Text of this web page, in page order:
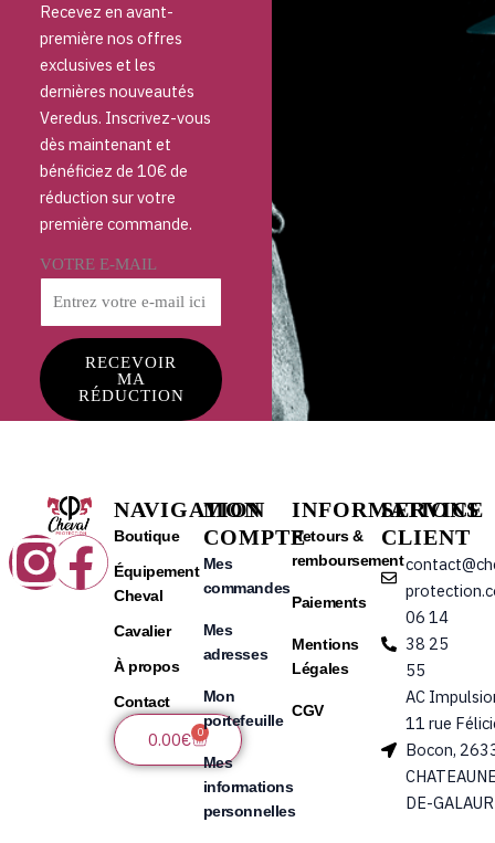
Recevez en avant-
première nos offres
exclusives et les
dernières nouveautés
Veredus. Inscrivez-vous
dès maintenant et
bénéficiez de 10€ de
réduction sur votre
première commande.
VOTRE E-MAIL
RECEVOIR
MA
RÉDUCTION
Instagram
Facebook
NAVIGATION
Boutique
Équipement
Cheval
Cavalier
À propos
Contact
0.00€ 0
Panier
MON
COMPTE
Mes
commandes
Mes
adresses
Mon
portefeuille
Mes
informations
personnelles
INFORMATIONS
Retours &
remboursement
Paiements
Mentions
Légales
CGV
SERVICE
CLIENT
06 14
38 25
55
AC
11 rue
Bocon,
DE-